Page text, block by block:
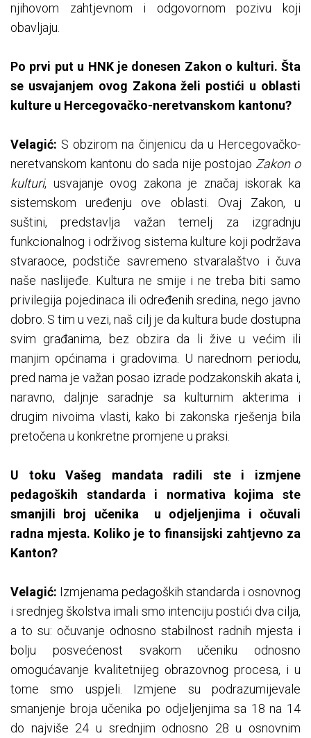
njihovom zahtjevnom i odgovornom pozivu koji
obavljaju.
Po prvi put u HNK je donesen Zakon o kulturi. Šta
se usvajanjem ovog Zakona želi postići u oblasti
kulture u Hercegovačko-neretvanskom kantonu?
Velagić: S obzirom na činjenicu da u Hercegovačko-
neretvanskom kantonu do sada nije postojao Zakon o
kulturi, usvajanje ovog zakona je značaj iskorak ka
sistemskom uređenju ove oblasti. Ovaj Zakon, u
suštini, predstavlja važan temelj za izgradnju
funkcionalnog i održivog sistema kulture koji podržava
stvaraoce, podstiče savremeno stvaralaštvo i čuva
naše naslijeđe. Kultura ne smije i ne treba biti samo
privilegija pojedinaca ili određenih sredina, nego javno
dobro. S tim u vezi, naš cilj je da kultura bude dostupna
svim građanima, bez obzira da li žive u većim ili
manjim općinama i gradovima. U narednom periodu,
pred nama je važan posao izrade podzakonskih akata i,
naravno, daljnje saradnje sa kulturnim akterima i
drugim nivoima vlasti, kako bi zakonska rješenja bila
pretočena u konkretne promjene u praksi.
U toku Vašeg mandata radili ste i izmjene
pedagoških standarda i normativa kojima ste
smanjili broj učenika u odjeljenjima i očuvali
radna mjesta. Koliko je to finansijski zahtjevno za
Kanton?
Velagić: Izmjenama pedagoških standarda i osnovnog
i srednjeg školstva imali smo intenciju postići dva cilja,
a to su: očuvanje odnosno stabilnost radnih mjesta i
bolju posvećenost svakom učeniku odnosno
omogućavanje kvalitetnijeg obrazovnog procesa, i u
tome smo uspjeli. Izmjene su podrazumijevale
smanjenje broja učenika po odjeljenjima sa 18 na 14
do najviše 24 u srednjim odnosno 28 u osnovnim